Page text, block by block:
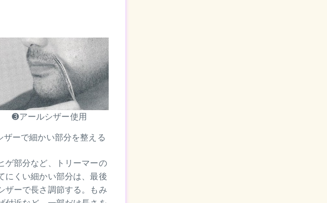
➌アールシザー使用
ーで細かい部分を整える
ゲ部分など、トリーマーの
にくい細かい部分は、最後
ザーで長さ調節する。もみ